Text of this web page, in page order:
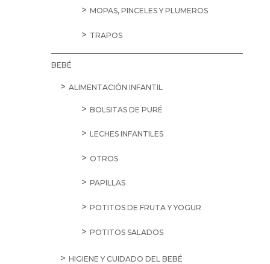
MOPAS, PINCELES Y PLUMEROS
TRAPOS
BEBÉ
ALIMENTACIÓN INFANTIL
BOLSITAS DE PURÉ
LECHES INFANTILES
OTROS
PAPILLAS
POTITOS DE FRUTA Y YOGUR
POTITOS SALADOS
HIGIENE Y CUIDADO DEL BEBÉ